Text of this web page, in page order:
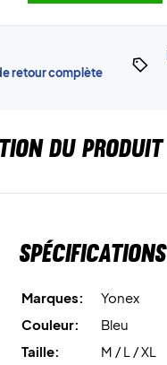
retour complète
DU PRODUIT
Spécifications
Marques:
Yonex
Couleur:
Bleu
Taille:
M / L / XL